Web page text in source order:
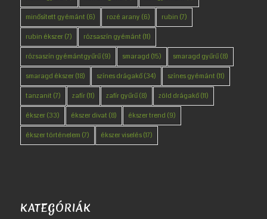
minősített gyémánt (6) rozé arany (6) rubin (7)
rubin ékszer(7) rózsaszín gyémánt (11)
rózsaszín gyémántgyűrű(9) smaragd (15) smaragd gyűrű(8)
smaragd ékszer(18) színes drágakő(34) színes gyémánt (11)
tanzanit (7) zafír(11) zafír gyűrű(8) zöld drágakő(11)
ékszer(33) ékszer divat (8) ékszer trend (9)
ékszer történelem (7) ékszer viselés(17)
KATEGÓRIÁK